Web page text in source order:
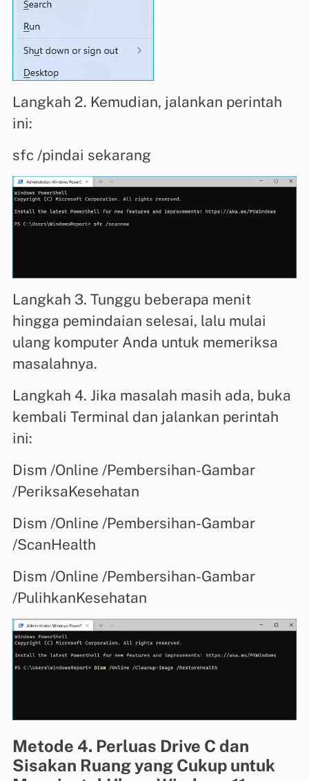
Langkah 2. Kemudian, jalankan perintah
ini:
sfc /pindai sekarang
Langkah 3. Tunggu beberapa menit
hingga pemindaian selesai, lalu mulai
ulang komputer Anda untuk memeriksa
masalahnya.
Langkah 4. Jika masalah masih ada, buka
kembali Terminal dan jalankan perintah
ini:
Dism /Online /Pembersihan-Gambar
/PeriksaKesehatan
Dism /Online /Pembersihan-Gambar
/ScanHealth
Dism /Online /Pembersihan-Gambar
/PulihkanKesehatan
Metode 4. Perluas Drive C dan
Sisakan Ruang yang Cukup untuk